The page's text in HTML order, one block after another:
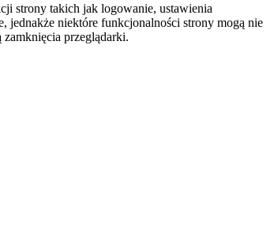
strony takich jak logowanie, ustawienia
jednakże niektóre funkcjonalności strony mogą nie
przeglądarki.